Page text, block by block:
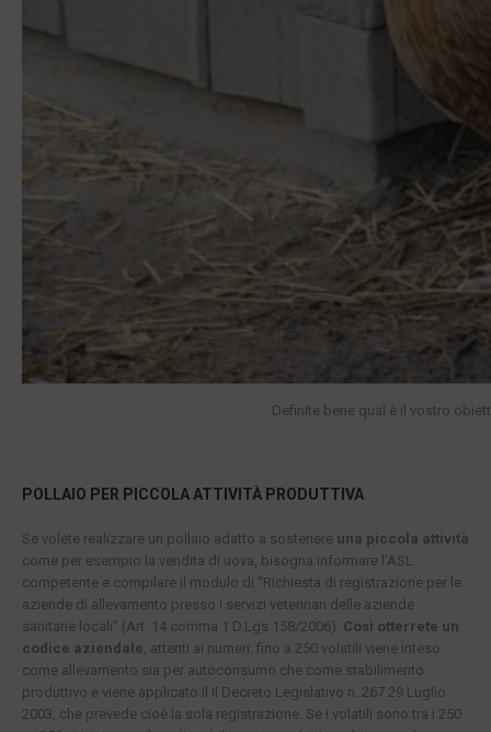
Definite bene qual è il vostro
POLLAIO PER PICCOLA ATTIVITÀ PRODUTTIVA
Se volete realizzare un pollaio adatto a sostenere una piccola attività
come per esempio la vendita di uova, bisogna informare l’ASL
competente e compilare il modulo di “Richiesta di registrazione per le
aziende di allevamento presso i servizi veterinari delle aziende
sanitarie locali” (Art. 14 comma 1 D.Lgs 158/2006). Così otterrete un
codice aziendale, attenti ai numeri: fino a 250 volatili viene inteso
come allevamento sia per autoconsumo che come stabilimento
produttivo e viene applicato il il Decreto Legislativo n. 267 29 Luglio
2003, che prevede cioè la sola registrazione. Se i volatili sono tra i 250